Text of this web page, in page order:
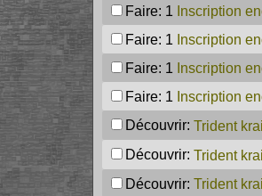
Faire: 1 Inscription
Faire: 1 Inscription
Faire: 1 Inscription
Faire: 1 Inscription
Découvrir: Trident
Découvrir: Trident
Découvrir: Trident